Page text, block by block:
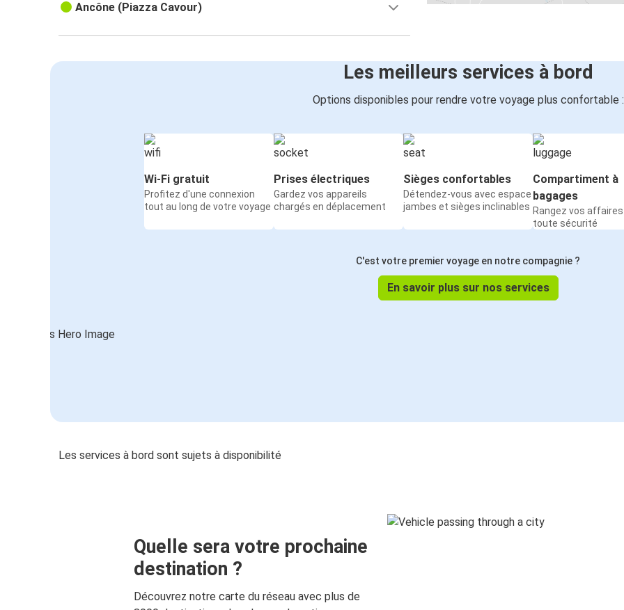
Ancône (Piazza Cavour)
Les meilleurs services à bord
Options disponibles pour rendre votre voyage plus confortable :
Wi-Fi gratuit
Profitez d'une connexion
tout au long de votre voyage
Prises électriques
Gardez vos appareils
chargés en déplacement
Sièges confortables
Détendez-vous avec espace
jambes et sièges inclinables
Compartiment à
bagages
Rangez vos affaires
toute sécurité
C'est votre premier voyage en notre compagnie ?
En savoir plus sur nos services
Les services à bord sont sujets à disponibilité
Quelle sera votre prochaine
destination ?
Découvrez notre carte du réseau avec plus de